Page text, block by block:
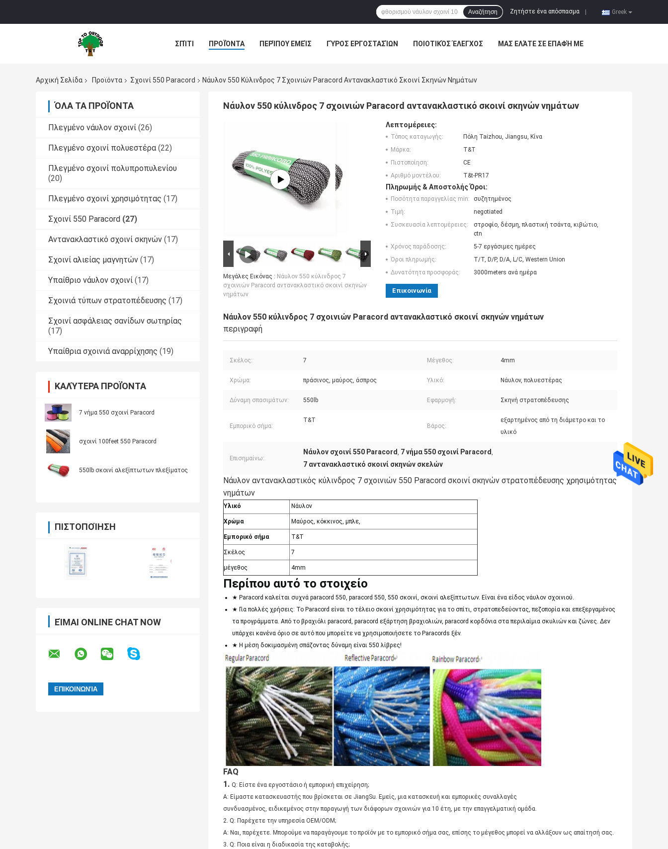
Greek
Ζητήστε ένα απόσπασμα
Αναζήτηση
ΣΠΊΤΙ ΠΡΟΪΌΝΤΑ ΠΕΡΊΠΟΥ ΕΜΕΊΣ ΓΎΡΟΣ ΕΡΓΟΣΤΑΣΊΩΝ ΠΟΙΟΤΙΚΌΣ ΈΛΕΓΧΟΣ ΜΑΣ ΕΛΆΤΕ ΣΕ ΕΠΑΦΉ ΜΕ
Αρχική Σελίδα Προϊόντα Σχοινί 550 Paracord Νάυλον 550 Κύλινδρος 7 Σχοινιών Paracord Αντανακλαστικό Σκοινί Σκηνών Νημάτων
ΌΛΑ ΤΑ ΠΡΟΪΌΝΤΑ
Πλεγμένο νάυλον σχοινί (26)
Πλεγμένο σχοινί πολυεστέρα (22)
Πλεγμένο σχοινί πολυπροπυλενίου
(20)
Πλεγμένο σχοινί χρησιμότητας (17)
Σχοινί 550 Paracord (27)
Αντανακλαστικό σχοινί σκηνών (17)
Σχοινί αλιείας μαγνητών (17)
Υπαίθριο νάυλον σχοινί (17)
Σχοινιά τύπων στρατοπέδευσης (17)
Σχοινί ασφάλειας σανίδων σωτηρίας
(17)
Υπαίθρια σχοινιά αναρρίχησης (19)
ΚΑΛΎΤΕΡΑ ΠΡΟΪΌΝΤΑ
7 νήμα 550 σχοινί Paracord
σχοινί 100feet 550 Paracord
550lb σκοινί αλεξίπτωτων πλεξίματος
ΠΙΣΤΟΠΟΊΗΣΗ
ΕΊΜΑΙ ONLINE CHAT NOW
Νάυλον 550 κύλινδρος 7 σχοινιών Paracord αντανακλαστικό σκοινί σκηνών νημάτων
Μεγάλες Εικόνας : Νάυλον 550 κύλινδρος 7
σχοινιών Paracord αντανακλαστικό σκοινί σκηνών
νημάτων
Λεπτομέρειες:
Τόπος καταγωγής:
Πόλη Taizhou, Jiangsu, Κίνα
Μάρκα:
T&T
Πιστοποίηση:
CE
Αριθμό μοντέλου:
T&t-PR17
Πληρωμής & Αποστολής Όροι:
Ποσότητα παραγγελίας min:
συζητημένος
Τιμή:
negotiated
Συσκευασία λεπτομέρειες:
στροφίο, δέσμη, πλαστική τσάντα, κιβώτιο,
ctn
Χρόνος παράδοσης:
5-7 εργάσιμες ημέρες
Όροι πληρωμής:
T/T, D/P, D/A, L/C, Western Union
Δυνατότητα προσφοράς:
3000meters ανά ημέρα
Επικοινωνία
Νάυλον 550 κύλινδρος 7 σχοινιών Paracord αντανακλαστικό σκοινί σκηνών νημάτων
περιγραφή
Σκέλος: 7 Μέγεθος: 4mm
Χρώμα: πράσινος, μαύρος, άσπρος Υλικό: Νάυλον, πολυεστέρας
Δύναμη σπασιμάτων: 550lb Εφαρμογή: Σκηνή στρατοπέδευσης
Εμπορικό σήμα:
T&T
Βάρος:
εξαρτημένος από τη διάμετρο και το
υλικό
Επισημαίνω:
Νάυλον σχοινί 550 Paracord, 7 νήμα 550 σχοινί Paracord,
7 αντανακλαστικό σκοινί σκηνών σκελών
Νάυλον αντανακλαστικός κύλινδρος 7 σχοινιών 550 Paracord σκοινί σκηνών στρατοπέδευσης χρησιμότητας
νημάτων
Υλικό Νάυλον
Χρώμα Μαύρος, κόκκινος, μπλε,
Εμπορικό σήμα T&T
Σκέλος 7
μέγεθος 4mm
Περίπου αυτό το στοιχείο
★ Paracord καλείται συχνά paracord 550, paracord 550, 550 σκοινί, σκοινί αλεξίπτωτων. Είναι ένα είδος νάυλον σχοινιού.
★ Για πολλές χρήσεις: Το Paracord είναι το τέλειο σκοινί χρησιμότητας για το σπίτι, στρατοπεδεύοντας, πεζοπορία και επεξεργαμένος
τα προγράμματα. Από το βραχιόλι paracord, paracord εξάρτηση βραχιολιών, paracord κορδόνια στα περιλαίμια σκυλιών και ζώνες. Δεν
υπάρχει κανένα όριο σε αυτό που μπορείτε να χρησιμοποιήσετε το Paracords ξέν.
★ Η μέση δοκιμασμένη σπάζοντας δύναμη είναι 550 λίβρες!
FAQ
1. Q: Είστε ένα εργοστάσιο ή εμπορική επιχείρηση;
Α: Είμαστε κατασκευαστής που βρίσκεται σε JiangSu. Εμείς, μια κατασκευή και εμπορικές συναλλαγές
συνδυασμένος, ειδικεμένος στην παραγωγή των διάφορων σχοινιών για 10 έτη, με την επαγγελματική ομάδα.
2. Q: Παρέχετε την υπηρεσία OEM/ODM;
Α: Ναι, παρέχετε. Μπορούμε να παραγάγουμε το προϊόν με το εμπορικό σήμα σας, επίσης το μέγεθος μπορεί να αλλάξουν ως απαίτησή σας.
3. Q: Ποια είναι η διαδικασία της καταβολής;